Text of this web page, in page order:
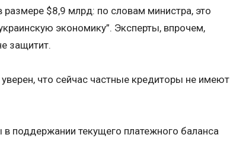
$8,9 млрд: по словам министра, это
экономику”. Эксперты, впрочем,
защитит.
что сейчас частные кредиторы не имеют
поддержании текущего платежного баланса